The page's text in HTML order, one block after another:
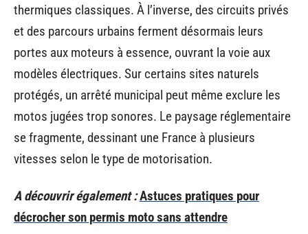
thermiques classiques. À l’inverse, des circuits privés
et des parcours urbains ferment désormais leurs
portes aux moteurs à essence, ouvrant la voie aux
modèles électriques. Sur certains sites naturels
protégés, un arrêté municipal peut même exclure les
motos jugées trop sonores. Le paysage réglementaire
se fragmente, dessinant une France à plusieurs
vitesses selon le type de motorisation.
A découvrir également :Astuces pratiques pour
décrocher son permis moto sans attendre